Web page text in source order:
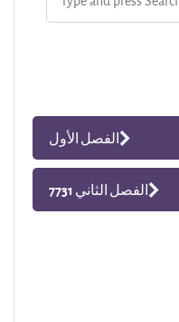
الفصل الأول
الفصل الثاني 7731